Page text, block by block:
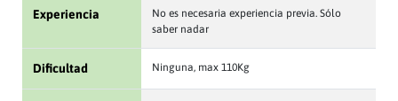
Experiencia
No es necesaria experiencia previa. Sólo
saber nadar
Dificultad Ninguna, max 110Kg